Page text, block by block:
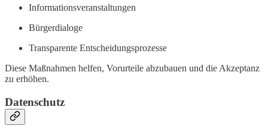
Informationsveranstaltungen
Bürgerdialoge
Transparente Entscheidungsprozesse
Diese Maßnahmen helfen, Vorurteile abzubauen und die Akzeptanz
zu erhöhen.
Datenschutz